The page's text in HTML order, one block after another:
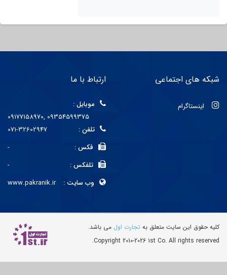
شبکه های اجتماعی
اینستاگرام
ارتباط با ما
موبایل :
09177158970, 09354599375
تلفن :
071-32602947
فکس :
تلفکس :
وب سایت :
www.pakranik.ir
کليه حقوق اين سايت متعلق بهتجارت اولمی باشد.
Copyright 2010-2026 1st Co. All rights reserved.